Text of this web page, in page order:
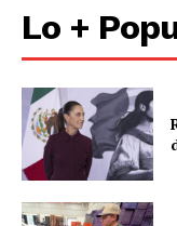
Lo +